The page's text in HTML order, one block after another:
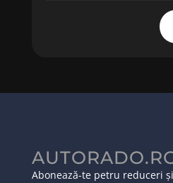
Abonează-te petru reduceri